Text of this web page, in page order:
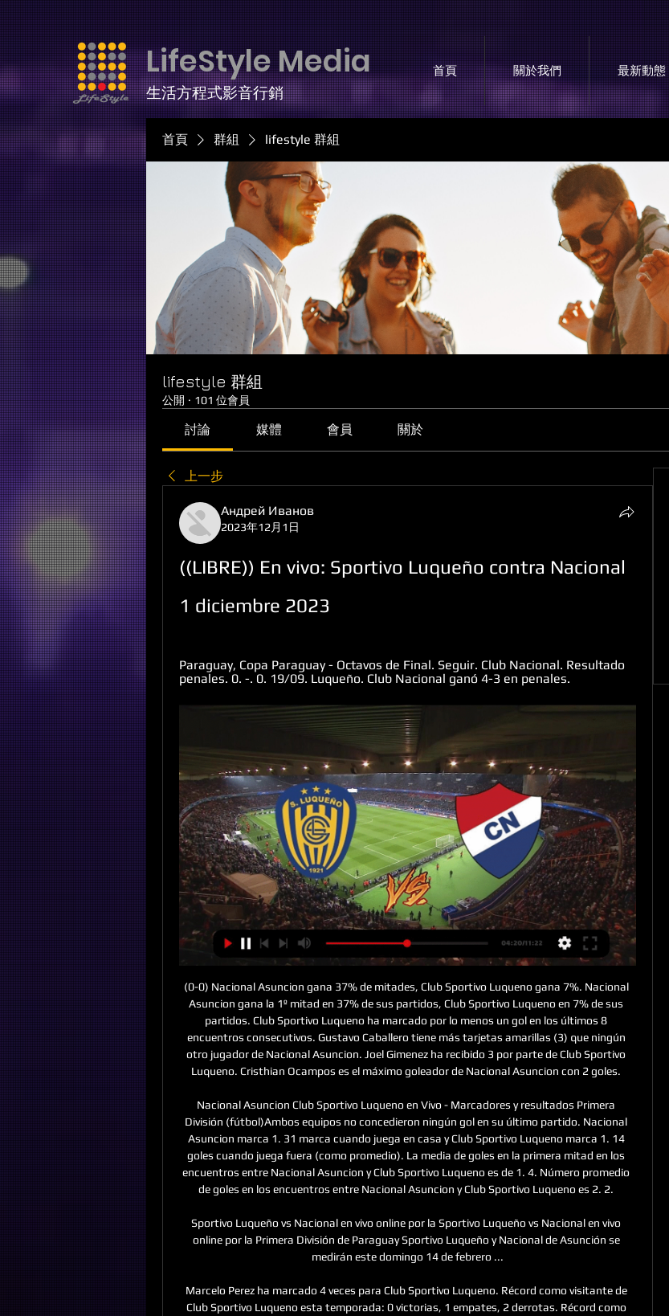
LifeStyle Media
生活方程式影音行銷
首頁 關於我們 最新動態
首頁 群組 lifestyle 群組
lifestyle 群組
公開 · 101 位會員
討論 媒體 會員 關於
上一步
Андрей Иванов
2023年12月1日
((LIBRE)) En vivo: Sportivo Luqueño contra Nacional
1 diciembre 2023
Paraguay, Copa Paraguay - Octavos de Final. Seguir. Club Nacional. Resultado
penales. 0. -. 0. 19/09. Luqueño. Club Nacional ganó 4-3 en penales.
(0-0) Nacional Asuncion gana 37% de mitades, Club Sportivo Luqueno gana 7%. Nacional
Asuncion gana la 1º mitad en 37% de sus partidos, Club Sportivo Luqueno en 7% de sus
partidos. Club Sportivo Luqueno ha marcado por lo menos un gol en los últimos 8
encuentros consecutivos. Gustavo Caballero tiene más tarjetas amarillas (3) que ningún
otro jugador de Nacional Asuncion. Joel Gimenez ha recibido 3 por parte de Club Sportivo
Luqueno. Cristhian Ocampos es el máximo goleador de Nacional Asuncion con 2 goles.
Nacional Asuncion Club Sportivo Luqueno en Vivo - Marcadores y resultados Primera
División (fútbol)Ambos equipos no concedieron ningún gol en su último partido. Nacional
Asuncion marca 1. 31 marca cuando juega en casa y Club Sportivo Luqueno marca 1. 14
goles cuando juega fuera (como promedio). La media de goles en la primera mitad en los
encuentros entre Nacional Asuncion y Club Sportivo Luqueno es de 1. 4. Número promedio
de goles en los encuentros entre Nacional Asuncion y Club Sportivo Luqueno es 2. 2.
Sportivo Luqueño vs Nacional en vivo online por la Sportivo Luqueño vs Nacional en vivo
online por la Primera División de Paraguay Sportivo Luqueño y Nacional de Asunción se
medirán este domingo 14 de febrero ...
Marcelo Perez ha marcado 4 veces para Club Sportivo Luqueno. Récord como visitante de
Club Sportivo Luqueno esta temporada: 0 victorias, 1 empates, 2 derrotas. Récord como